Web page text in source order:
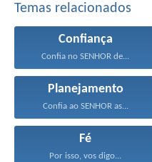
Temas relacionados
Confiança
Confia no SENHOR de...
Planejamento
Confia ao SENHOR as...
Fé
Por isso, vos digo...